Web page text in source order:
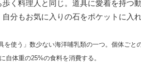
く料理人と同じ。道具に愛着を持つ
分もお気に入りの石をポケットに入
使う」数少ない海洋哺乳類の一つ。個体ごと
自体重の25%の食料を消費する。